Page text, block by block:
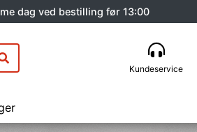
dag ved bestilling før 13:00
Kundeservice